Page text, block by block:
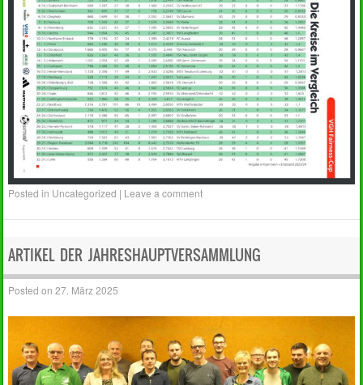
Posted in Uncategorized | Leave a comment
ARTIKEL DER JAHRESHAUPTVERSAMMLUNG
Posted on27. März 2025